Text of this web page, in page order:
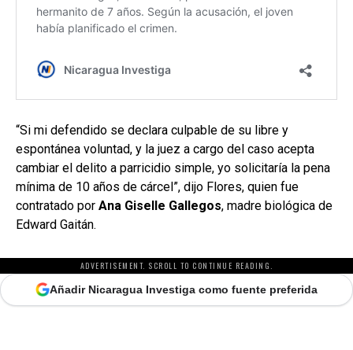
“Si mi defendido se declara culpable de su libre y
espontánea voluntad, y la juez a cargo del caso acepta
cambiar el delito a parricidio simple, yo solicitaría la pena
mínima de 10 años de cárcel”, dijo Flores, quien fue
contratado por Ana Giselle Gallegos, madre biológica de
Edward Gaitán.
ADVERTISEMENT. SCROLL TO CONTINUE READING.
Añadir Nicaragua Investiga como fuente preferida